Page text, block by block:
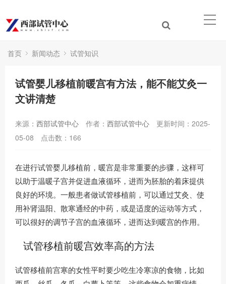
首页 新闻动态 试管知识
试管婴儿移植前暖宫有方法，能不能艾灸一
文讲清楚
来源： 西部试管中心 作者： 西部试管中心
更新时间：2025-
05-08
点击数： 166
在进行试管婴儿移植前，暖宫是非常重要的步骤，这样可
以助于温暖子宫并促进血液循环，进而为胚胎的着床提供
良好的环境。一般患者做试管移植前，可以通过艾灸、使
用补肾温阳、散寒通经的中药，或是适度的运动等方式，
可以很好的调节子宫的血液循环，进而达到暖宫的作用。
试管移植前暖宫效率高的方法
试管移植前宫寒的女性平时要少吃生冷寒凉的食物，比如